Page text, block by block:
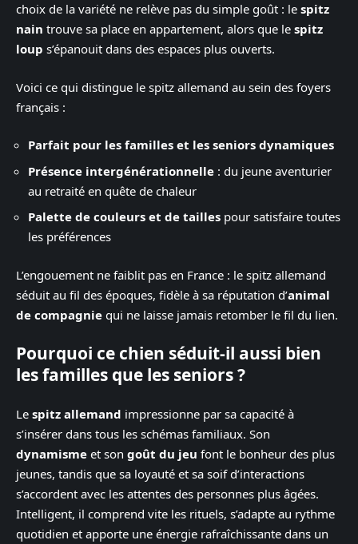
choix de la variété ne relève pas du simple goût : le spitz
nain trouve sa place en appartement, alors que le spitz
loup s’épanouit dans des espaces plus ouverts.
Voici ce qui distingue le spitz allemand au sein des foyers
français :
Parfait pour les familles et les seniors dynamiques
Présence intergénérationnelle : du jeune aventurier
au retraité en quête de chaleur
Palette de couleurs et de tailles pour satisfaire toutes
les préférences
L’engouement ne faiblit pas en France : le spitz allemand
séduit au fil des époques, fidèle à sa réputation d’animal
de compagnie qui ne laisse jamais retomber le fil du lien.
Pourquoi ce chien séduit-il aussi bien
les familles que les seniors ?
Le spitz allemand impressionne par sa capacité à
s’insérer dans tous les schémas familiaux. Son
dynamisme et son goût du jeu font le bonheur des plus
jeunes, tandis que sa loyauté et sa soif d’interactions
s’accordent avec les attentes des personnes plus âgées.
Intelligent, il comprend vite les rituels, s’adapte au rythme
quotidien et apporte une énergie rafraîchissante dans un